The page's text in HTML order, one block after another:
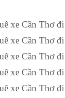
xe Cần Thơ
xe Cần Thơ
xe Cần Thơ
xe Cần Thơ
xe Cần Thơ